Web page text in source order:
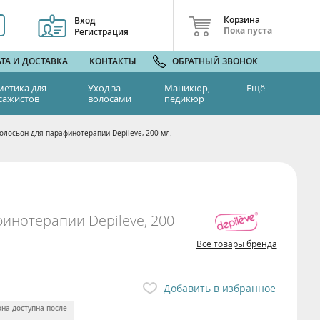
Вход
Регистрация
Корзина
Пока пуста
И ДОСТАВКА КОНТАКТЫ ОБРАТНЫЙ ЗВОНОК
для
Уход за
волосами
Маникюр,
педикюр
Ещё
для парафинотерапии Depileve, 200 мл.
Depileve, 200
Все товары бренда
Добавить в избранное
доступна после